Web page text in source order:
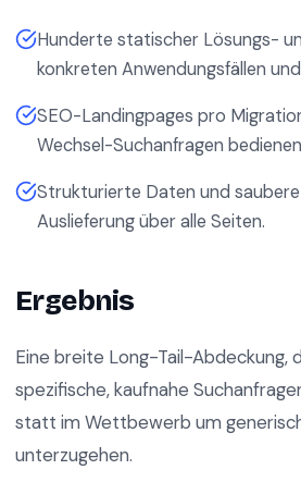
Hunderte statischer Lösungs-
konkreten Anwendungsfällen
SEO-Landingpages pro
Wechsel-Suchanfragen
Strukturierte Daten und
Auslieferung über alle Seiten.
Ergebnis
Eine breite Long-Tail-Abdeckung,
spezifische, kaufnahe
statt im Wettbewerb um
unterzugehen.